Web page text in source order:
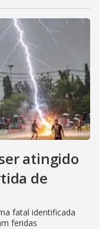
atingido
de
fatal identificada
feridas